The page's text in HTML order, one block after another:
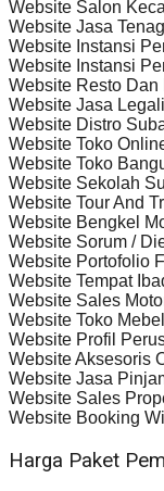
Website Salon
Website Jasa
Website Instansi
Website Instansi
Website Resto
Website Jasa
Website Distro
Website Toko
Website Toko
Website Sekolah
Website Tour And
Website Bengkel
Website Sorum /
Website Portofolio
Website Tempat
Website Sales
Website Toko
Website Profil
Website Aksesoris
Website Jasa
Website Sales
Website Booking
Harga Paket